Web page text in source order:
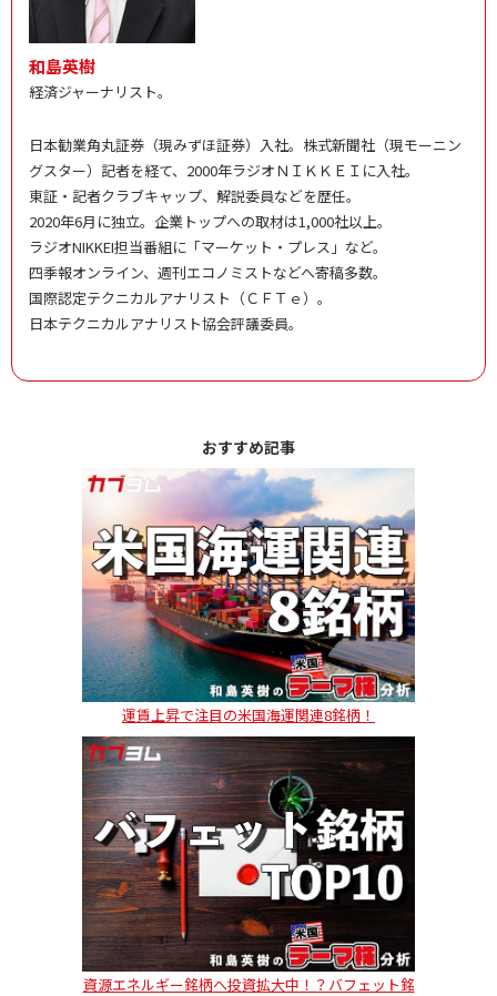
和島英樹
経済ジャーナリスト。
日本勧業角丸証券（現みずほ証券）入社。株式新聞社（現モーニン
グスター）記者を経て、2000年ラジオＮＩＫＫＥＩに入社。
東証・記者クラブキャップ、解説委員などを歴任。
2020年6月に独立。企業トップへの取材は1,000社以上。
ラジオNIKKEI担当番組に「マーケット・プレス」など。
四季報オンライン、週刊エコノミストなどへ寄稿多数。
国際認定テクニカルアナリスト（ＣＦＴｅ）。
日本テクニカルアナリスト協会評議委員。
おすすめ記事
運賃上昇で注目の米国海運関連8銘柄！
資源エネルギー銘柄へ投資拡大中！？バフェット銘